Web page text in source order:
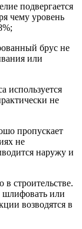
подвергается
чему уровень
брус не
или
используется
не
пропускает
не
наружу и
в строительстве.
шлифовать или
возводятся в